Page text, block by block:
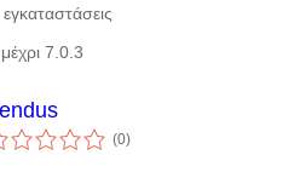
7.0.3
(0αξιολογήσεις
σύνολο
)